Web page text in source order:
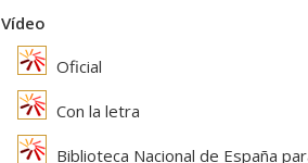
Vídeo
Oficial
Con la letra
Biblioteca Nacional de España